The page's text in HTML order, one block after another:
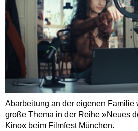
Abarbeitung an der eigenen Familie
große Thema in der Reihe »Neues
Kino« beim Filmfest München.